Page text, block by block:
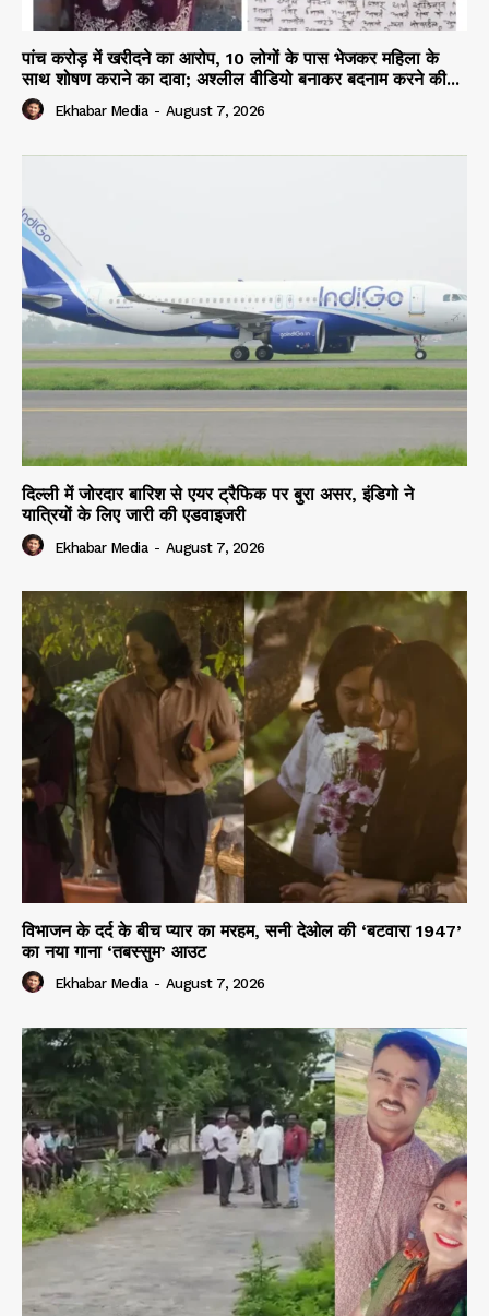
पांच करोड़ में खरीदने का आरोप, 10 लोगों के पास भेजकर महिला के
साथ शोषण कराने का दावा; अश्लील वीडियो बनाकर बदनाम करने की...
Ekhabar Media - August 7, 2026
दिल्ली में जोरदार बारिश से एयर ट्रैफिक पर बुरा असर, इंडिगो ने
यात्रियों के लिए जारी की एडवाइजरी
Ekhabar Media - August 7, 2026
विभाजन के दर्द के बीच प्यार का मरहम, सनी देओल की ‘बटवारा 1947’
का नया गाना ‘तबस्सुम’ आउट
Ekhabar Media - August 7, 2026